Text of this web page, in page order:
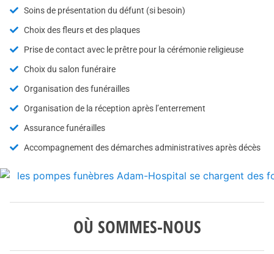
Soins de présentation du défunt (si besoin)
Choix des fleurs et des plaques
Prise de contact avec le prêtre pour la cérémonie religieuse
Choix du salon funéraire
Organisation des funérailles
Organisation de la réception après l’enterrement
Assurance funérailles
Accompagnement des démarches administratives après décès
OÙ SOMMES-NOUS